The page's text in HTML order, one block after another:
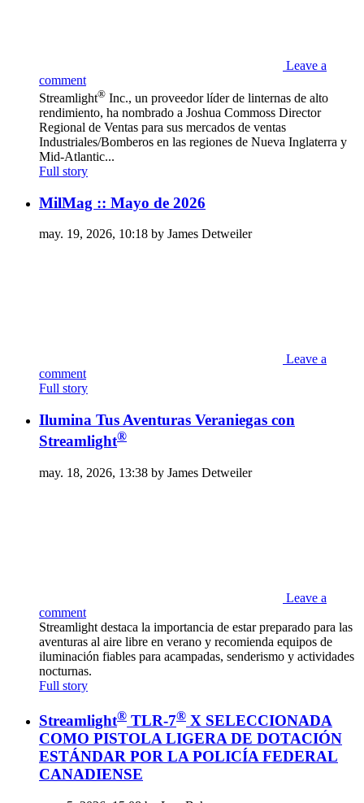
Leave a
comment
Streamlight® Inc., un proveedor líder de linternas de alto
rendimiento, ha nombrado a Joshua Commoss Director
Regional de Ventas para sus mercados de ventas
Industriales/Bomberos en las regiones de Nueva Inglaterra y
Mid-Atlantic...
Full story
MilMag :: Mayo de 2026
may. 19, 2026, 10:18 by James Detweiler
Leave a
comment
Full story
Ilumina Tus Aventuras Veraniegas con
Streamlight®
may. 18, 2026, 13:38 by James Detweiler
Leave a
comment
Streamlight destaca la importancia de estar preparado para las
aventuras al aire libre en verano y recomienda equipos de
iluminación fiables para acampadas, senderismo y actividades
nocturnas.
Full story
Streamlight® TLR-7® X SELECCIONADA
COMO PISTOLA LIGERA DE DOTACIÓN
ESTÁNDAR POR LA POLICÍA FEDERAL
CANADIENSE